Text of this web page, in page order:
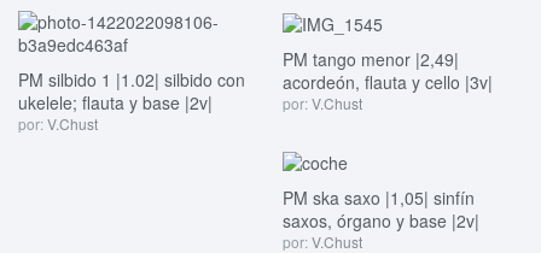
PM silbido 1 |1.02| silbido con
ukelele; flauta y base |2v|
por:V.Chust
PM tango menor |2,49|
acordeón, flauta y cello |3v|
por:V.Chust
PM ska saxo |1,05| sinfín
saxos, órgano y base |2v|
por:V.Chust